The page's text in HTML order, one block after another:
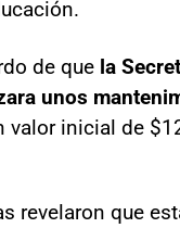
de que la
unos
valor inicial de
revelaron que